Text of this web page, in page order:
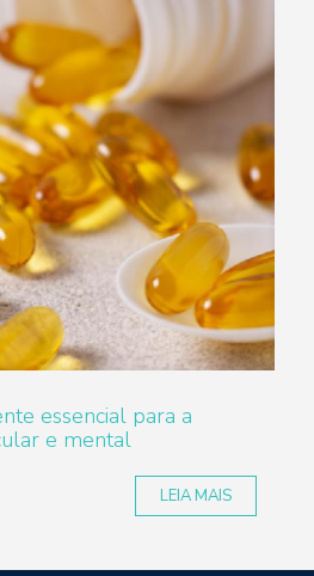
essencial para a
e mental
LEIA MAIS